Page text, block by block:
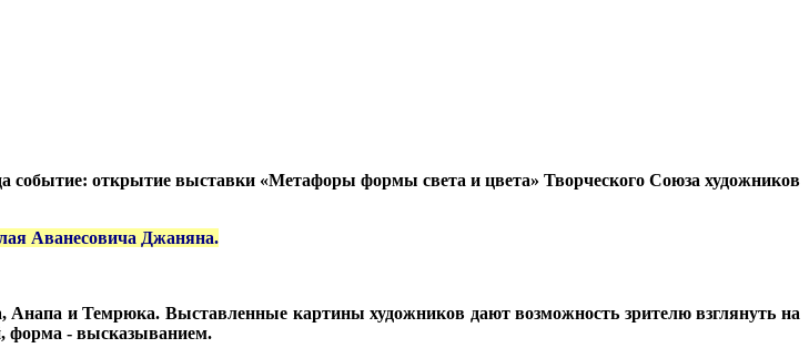
событие: открытие выставки «Метафоры формы света и цвета» Творческого Союза художников
Аванесовича Джаняна.
и Темрюка. Выставленные картины художников дают возможность зрителю взглянуть на
форма - высказыванием.